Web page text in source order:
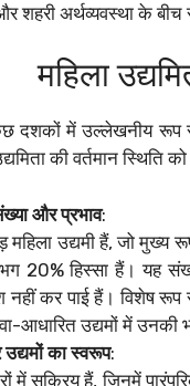
और शहरी अर्थव्यवस्था के
महिला
दशकों में उल्लेखनीय रूप
की वर्तमान स्थिति
और प्रभाव:
उद्यमी हैं, जो मुख्य
हिस्सा हैं। यह संख्या
नहीं कर पाई हैं। विशेष रूप
आधारित उद्यमों में उनकी
उद्यमों का स्वरूप:
में सक्रिय हैं, जिनमें